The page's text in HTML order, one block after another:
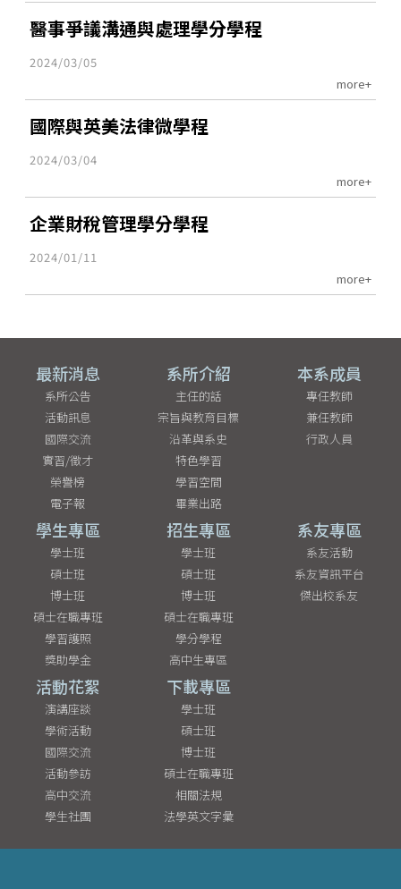
醫事爭議溝通與處理學分學程
2024/03/05
more+
國際與英美法律微學程
2024/03/04
more+
企業財稅管理學分學程
2024/01/11
more+
最新消息
系所公告
活動訊息
國際交流
實習/徵才
榮譽榜
電子報
系所介紹
主任的話
宗旨與教育目標
沿革與系史
特色學習
學習空間
畢業出路
本系成員
專任教師
兼任教師
行政人員
學生專區
學士班
碩士班
博士班
碩士在職專班
學習護照
獎助學金
招生專區
學士班
碩士班
博士班
碩士在職專班
學分學程
高中生專區
系友專區
系友活動
系友資訊平台
傑出校系友
活動花絮
演講座談
學術活動
國際交流
活動參訪
高中交流
學生社團
下載專區
學士班
碩士班
博士班
碩士在職專班
相關法規
法學英文字彙